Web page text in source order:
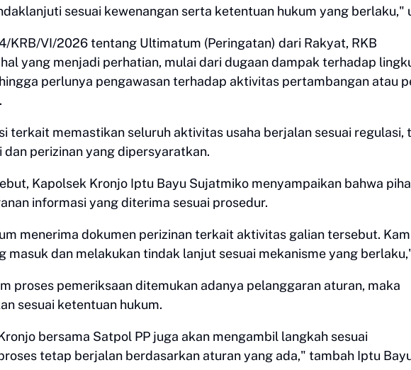
sesuai kewenangan serta ketentuan hukum yang berlaku,"
KRB/VI/2026 tentang Ultimatum (Peringatan) dari Rakyat, RKB
yang menjadi perhatian, mulai dari dugaan dampak terhadap
perlunya pengawasan terhadap aktivitas pertambangan atau
terkait memastikan seluruh aktivitas usaha berjalan sesuai regulasi,
perizinan yang dipersyaratkan.
Kapolsek Kronjo Iptu Bayu Sujatmiko menyampaikan bahwa
informasi yang diterima sesuai prosedur.
menerima dokumen perizinan terkait aktivitas galian tersebut.
masuk dan melakukan tindak lanjut sesuai mekanisme yang
proses pemeriksaan ditemukan adanya pelanggaran aturan, maka
sesuai ketentuan hukum.
bersama Satpol PP juga akan mengambil langkah sesuai
tetap berjalan berdasarkan aturan yang ada," tambah Iptu